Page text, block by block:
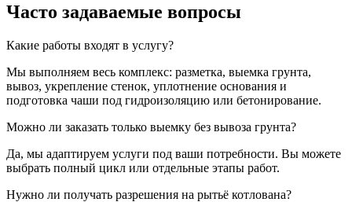
Часто задаваемые вопросы
Какие работы входят в услугу?
Мы выполняем весь комплекс: разметка, выемка грунта,
вывоз, укрепление стенок, уплотнение основания и
подготовка чаши под гидроизоляцию или бетонирование.
Можно ли заказать только выемку без вывоза грунта?
Да, мы адаптируем услуги под ваши потребности. Вы можете
выбрать полный цикл или отдельные этапы работ.
Нужно ли получать разрешения на рытьё котлована?